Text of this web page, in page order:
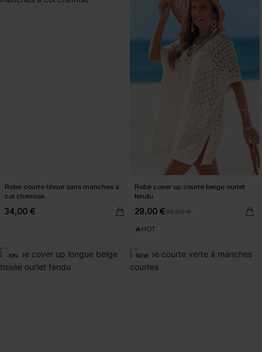
Robe courte bleue sans manches à
col chemise
34,00 €
Robe cover up courte beige ourlet
fendu
29,00 €32,00 €
🔥HOT
-10% NEW